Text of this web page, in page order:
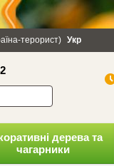
конфіденційності
терорист) Укр
дерева та
чагарники